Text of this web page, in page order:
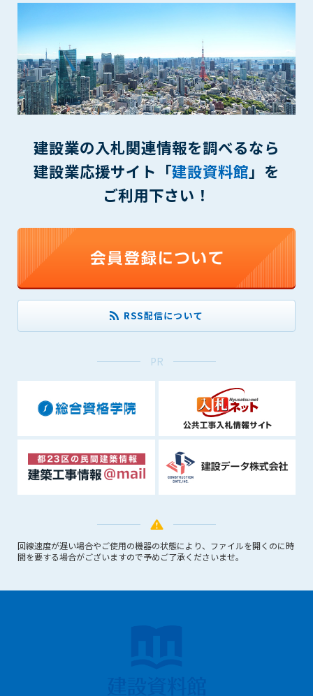
建設業の入札関連情報を調べるなら
建設業応援サイト「建設資料館」を
ご利用下さい！
RSS配信について
PR
回線速度が遅い場合やご使用の機器の状態により、ファイルを開くのに時
間を要する場合がございますので予めご了承くださいませ。
上記13条に規定する退会の意思表示がなき場合、次期契約を自
動延長とします。
第15条（準拠法・管轄裁判所）
本規約の準拠法は日本法とします。本規約をめぐる一切の紛争
については、東京簡易裁判所または東京地方裁判所をもって第
一審の専属的合意管轄裁判所とします。
第16条（本規約の効力）
1. 本規約は、管理者が会員に対してログインID・パスワードを
付則1
この規約は2014年9月1日から実施します。
本規約内容に同意する